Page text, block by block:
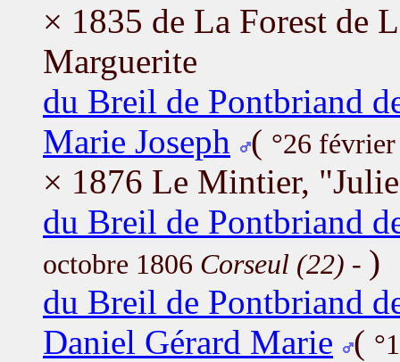
× 1835 de La Forest de
Marguerite
du Breil de Pontbriand
Marie Joseph
( °26
× 1876 Le Mintier,
du Breil de Pontbriand
octobre 1806 Corseul (22) - )
du Breil de Pontbriand
Daniel Gérard Marie (